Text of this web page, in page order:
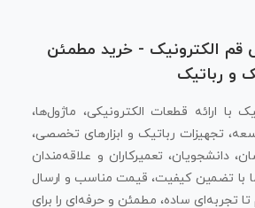
قم الکترونیک - خرید مطمئن
و رباتیک
با ارائه قطعات الکترونیکی، ماژول‌ها،
تجهیزات رباتیک و ابزارهای تخصصی،
دانشجویان، تعمیرکاران و علاقه‌مندان
با تضمین کیفیت، قیمت مناسب و ارسال
تجربه‌ای ساده، مطمئن و حرفه‌ای را برای